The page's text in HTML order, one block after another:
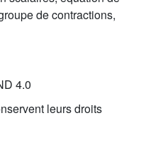
de contractions,
4.0
leurs droits